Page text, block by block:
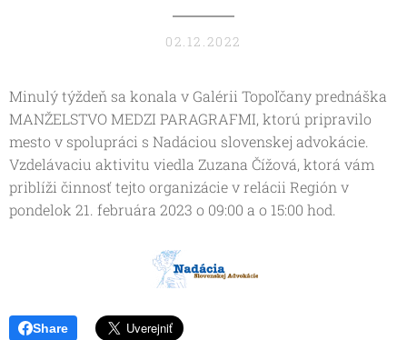
02.12.2022
Minulý týždeň sa konala v Galérii Topoľčany prednáška
MANŽELSTVO MEDZI PARAGRAFMI, ktorú pripravilo
mesto v spolupráci s Nadáciou slovenskej advokácie.
Vzdelávaciu aktivitu viedla Zuzana Čížová, ktorá vám
priblíži činnosť tejto organizácie v relácii Región v
pondelok 21. februára 2023 o 09:00 a o 15:00 hod.
Share